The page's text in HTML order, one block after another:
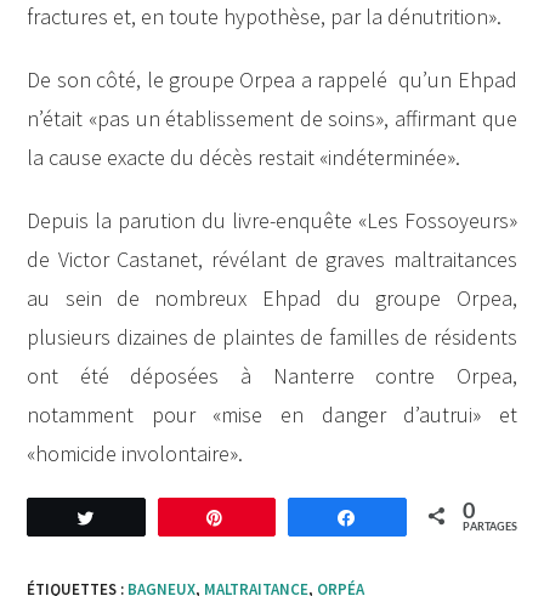
fractures et, en toute hypothèse, par la dénutrition».
De son côté, le groupe Orpea a rappelé qu’un Ehpad
n’était «pas un établissement de soins», affirmant que
la cause exacte du décès restait «indéterminée».
Depuis la parution du livre-enquête «Les Fossoyeurs»
de Victor Castanet, révélant de graves maltraitances
au sein de nombreux Ehpad du groupe Orpea,
plusieurs dizaines de plaintes de familles de résidents
ont été déposées à Nanterre contre Orpea,
notamment pour «mise en danger d’autrui» et
«homicide involontaire».
Partagez 0
PARTAGES
ÉTIQUETTES : BAGNEUX, MALTRAITANCE, ORPÉA